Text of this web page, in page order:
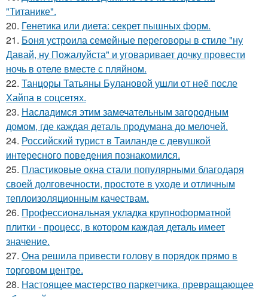
"Титанике".
20. Генетика или диета: секрет пышных форм.
21. Боня устроила семейные переговоры в стиле "ну
Давай, ну Пожалуйста" и уговаривает дочку провести
ночь в отеле вместе с пляйном.
22. Танцоры Татьяны Булановой ушли от неё после
Хайпа в соцсетях.
23. Насладимся этим замечательным загородным
домом, где каждая деталь продумана до мелочей.
24. Российский турист в Таиланде с девушкой
интересного поведения познакомился.
25. Пластиковые окна стали популярными благодаря
своей долговечности, простоте в уходе и отличным
теплоизоляционным качествам.
26. Профессиональная укладка крупноформатной
плитки - процесс, в котором каждая деталь имеет
значение.
27. Она решила привести голову в порядок прямо в
торговом центре.
28. Настоящее мастерство паркетчика, превращающее